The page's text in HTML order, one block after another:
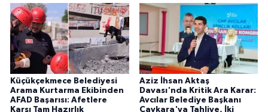
Küçükçekmece Belediyesi
Arama Kurtarma Ekibinden
AFAD Başarısı: Afetlere
Karşı Tam Hazırlık
Aziz İhsan Aktaş
Davası'nda Kritik Ara Karar:
Avcılar Belediye Başkanı
Çaykara'ya Tahliye, İki